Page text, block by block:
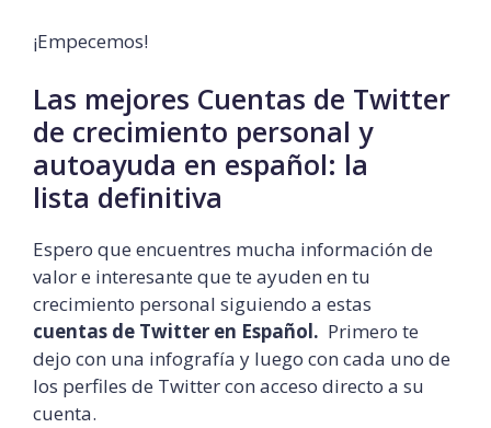
¡Empecemos!
Las mejores Cuentas de Twitter
de crecimiento personal y
autoayuda en español: la
lista definitiva
Espero que encuentres mucha información de
valor e interesante que te ayuden en tu
crecimiento personal siguiendo a estas
cuentas de Twitter en Español. Primero te
dejo con una infografía y luego con cada uno de
los perfiles de Twitter con acceso directo a su
cuenta.